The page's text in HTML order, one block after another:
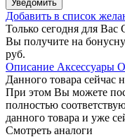
Уведомить
Добавить в список
Только сегодня для Вас
Вы получите на
руб.
Описание Аксессуары
Данного товара сейчас
При этом Вы можете
полностью
данного товара и уже
Смотреть аналоги